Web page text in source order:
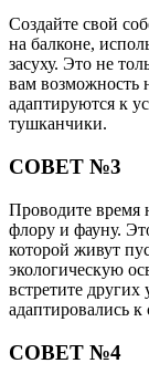
Создайте свой
на балконе,
засуху. Это не
вам возможность
адаптируются к
тушканчики.
СОВЕТ №3
Проводите время
флору и фауну.
которой живут
экологическую
встретите
адаптировались
СОВЕТ №4